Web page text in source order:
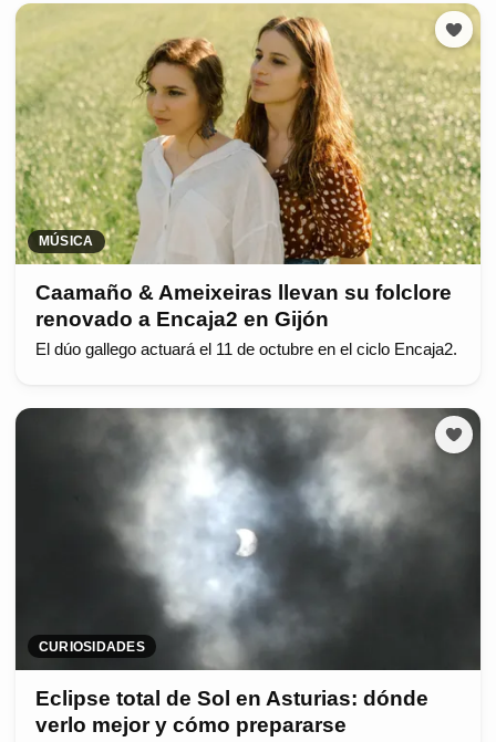
MÚSICA
Caamaño & Ameixeiras llevan su folclore
renovado a Encaja2 en Gijón
El dúo gallego actuará el 11 de octubre en el ciclo Encaja2.
CURIOSIDADES
Eclipse total de Sol en Asturias: dónde
verlo mejor y cómo prepararse